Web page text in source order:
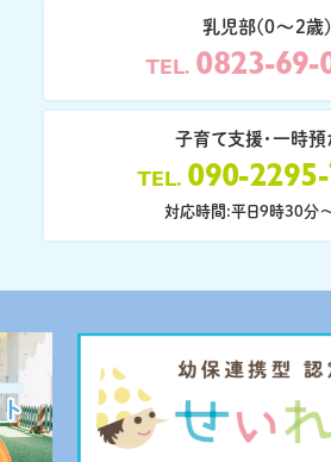
乳児部(0〜2歳)
TEL 0823-69-
子育て支援・一時預
TEL 090-
対応時間:平日9時30分